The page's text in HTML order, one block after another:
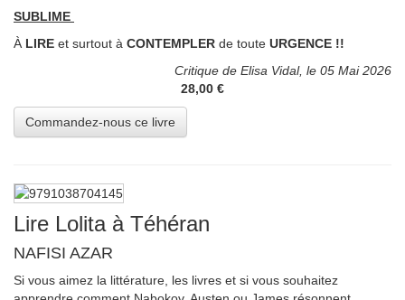
SUBLIME
À LIRE et surtout à CONTEMPLER de toute URGENCE !!
Critique de Elisa Vidal, le 05 Mai 2026
28,00 €
Lire Lolita à Téhéran
NAFISI AZAR
Si vous aimez la littérature, les livres et si vous souhaitez